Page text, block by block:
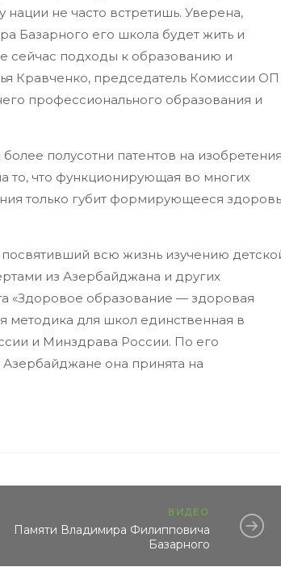
не часто встретишь. Уверена,
Базарного его школа будет жить и
сейчас подходы к образованию и
Кравченко, председатель Комиссии ОП
профессионального образования и
полусотни патентов на
то, что функционирующая во многих
только губит формирующееся
всю жизнь изучению
из Азербайджана и других
«Здоровое образование — здоровая
методика для школ единственная в
и Минздрава России. По его
она принята на
ВИДЕО
Памяти Владимира Филипповича
Базарного